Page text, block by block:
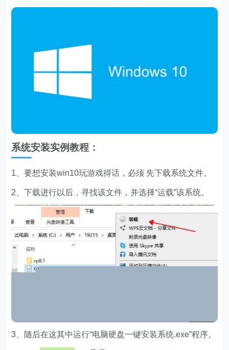
系统安装实例教程：
1、要想安装win10玩游戏得话，必须 先下载系统文件。
2、下载进行以后，寻找该文件，并选择“运载”该系统。
3、随后在这其中运行“电脑硬盘一键安装系统.exe”程序。